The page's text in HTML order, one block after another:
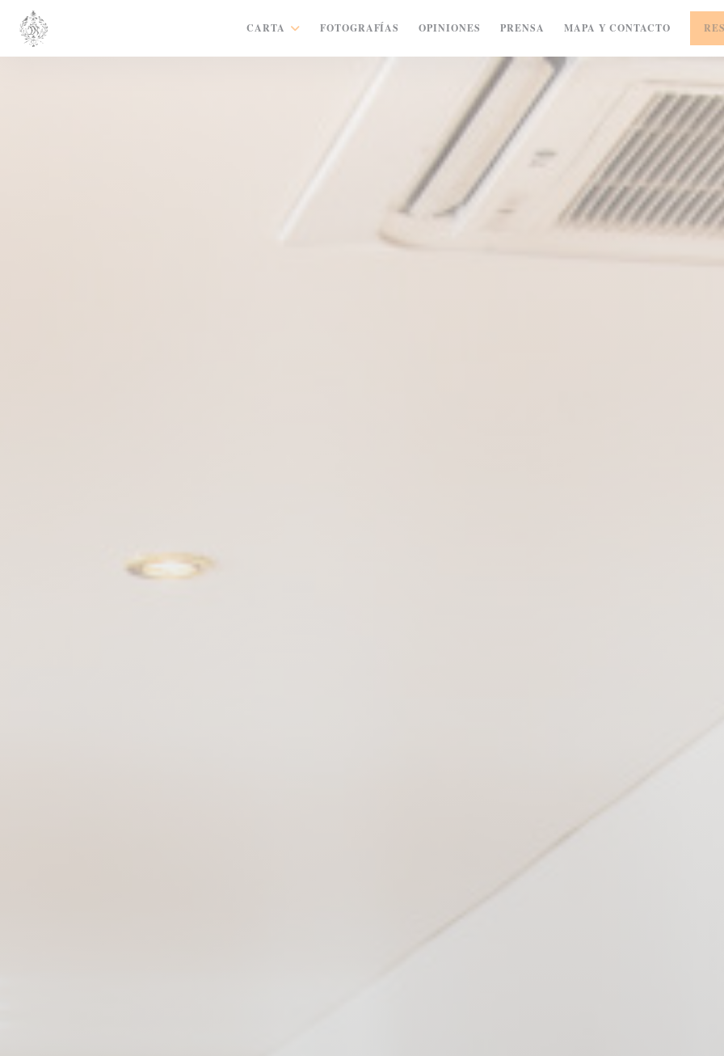
Personalización de sus opciones de cookies
CARTA FOTOGRAFÍAS OPINIONES PRENSA MAPA Y CONTACTO